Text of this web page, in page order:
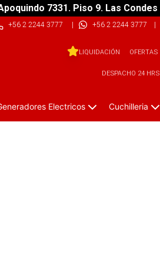
7331. Piso 9. Las Condes
+56 2 2244 3777 | +56 2 2244 3777 |
LIQUIDACIÓN OFERTAS
DESPACHO 24 HRS
Electricos Cuchilleria